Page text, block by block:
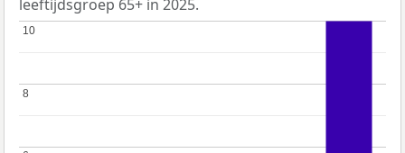
leeftijdsgroep 65+ in 2025.
8
8
10
10